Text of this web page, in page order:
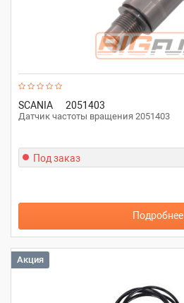
SCANIA 2051403
Датчик частоты вращения 2051403
Под заказ
Подробнее
Акция